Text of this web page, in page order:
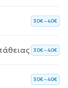
30€ – 40€
30€ – 40€
30€ – 40€